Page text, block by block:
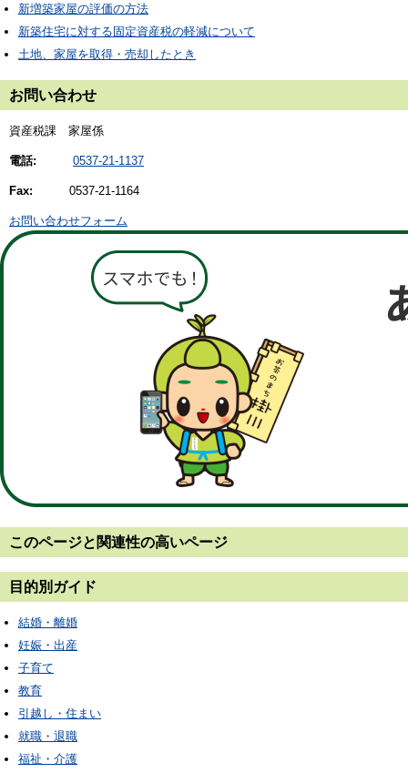
新増築家屋の評価の方法
新築住宅に対する固定資産税の軽減について
土地、家屋を取得・売却したとき
お問い合わせ
資産税課 家屋係
電話: 0537-21-1137
Fax: 0537-21-1164
お問い合わせフォーム
このページと 関連性の高いページ
目的別ガイド
結婚・離婚
妊娠・出産
子育て
教育
引越し・住まい
就職・退職
福祉・介護